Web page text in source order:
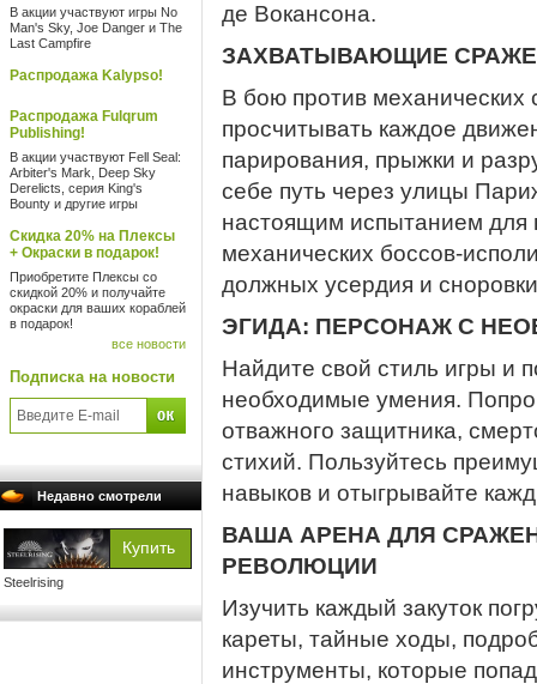
В акции участвуют игры No
Man's Sky, Joe Danger и The
Last Campfire
Распродажа Kalypso!
Распродажа Fulqrum
Publishing!
В акции участвуют Fell Seal:
Arbiter's Mark, Deep Sky
Derelicts, серия King's
Bounty и другие игры
Скидка 20% на Плексы
+ Окраски в подарок!
Приобретите Плексы со
скидкой 20% и получайте
окраски для ваших кораблей
в подарок!
все новости
Подписка на новости
Недавно смотрели
Steelrising
де Вокансона.
ЗАХВАТЫВАЮЩИЕ
В бою против механических
просчитывать каждое
парирования, прыжки и
себе путь через улицы
настоящим испытанием
механических боссов-
должных усердия и
ЭГИДА: ПЕРСОНАЖ С
Найдите свой стиль игры и
необходимые умения.
отважного защитника,
стихий. Пользуйтесь
навыков и отыгрывайте
ВАША АРЕНА ДЛЯ
РЕВОЛЮЦИИ
Изучить каждый закуток
кареты, тайные ходы,
инструменты, которые